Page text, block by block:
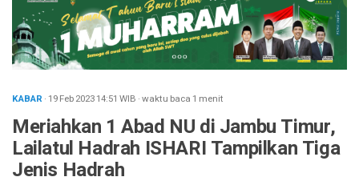
KABAR · 19 Feb 202314:51 WIB ·waktu baca 1 menit
Meriahkan 1 Abad NU di Jambu Timur,
Lailatul Hadrah ISHARI Tampilkan Tiga
Jenis Hadrah